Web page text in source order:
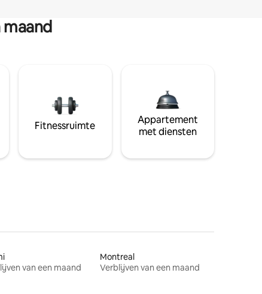
Fitnessruimte
Appartement
met diensten
van een maand
Montreal
Verblijven van een maand